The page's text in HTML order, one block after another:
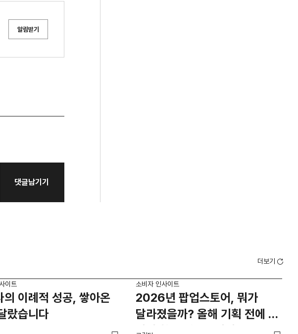
알림받기
댓글남기기
더보기
이트
의 이례적 성공, 쌓아온
랐습니다
소비자 인사이트
2026년 팝업스토어, 뭐가
달라졌을까? 올해 기획 전에 꼭
봐야 할 트렌드 4가지